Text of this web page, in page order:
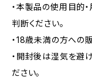
・本製品の使用目的
判断ください。
・18歳未満の方への
・開封後は湿気を避
ださい。